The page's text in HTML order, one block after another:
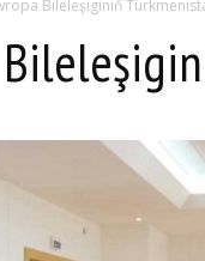
Bileleşiginiň